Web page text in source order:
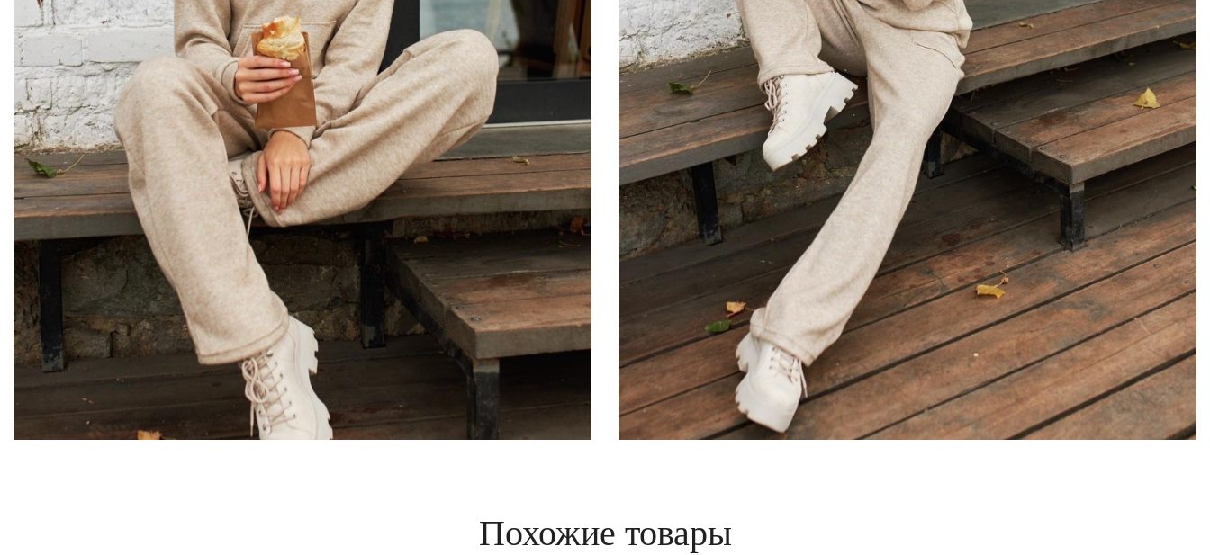
Похожие товары